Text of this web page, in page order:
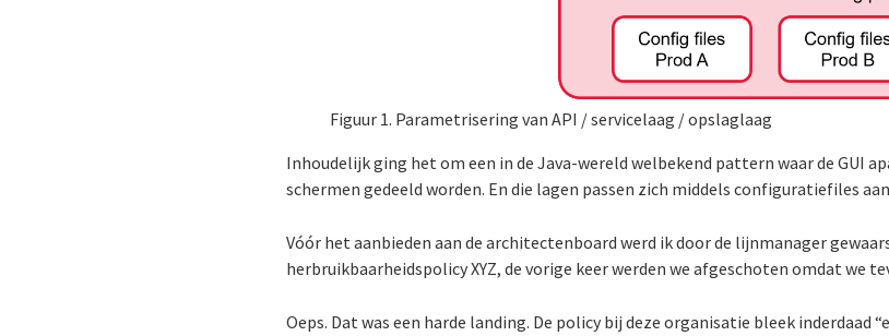
Figuur 1. Parametrisering van API / servicelaag / opslaglaag
Inhoudelijk ging het om een in de Java-wereld welbekend pattern waar de GUI
schermen gedeeld worden. En die lagen passen zich middels configuratiefiles
Vóór het aanbieden aan de architectenboard werd ik door de lijnmanager
herbruikbaarheidspolicy XYZ, de vorige keer werden we afgeschoten omdat we
Oeps. Dat was een harde landing. De policy bij deze organisatie bleek inderdaad